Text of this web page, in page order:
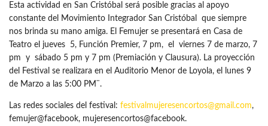
Esta actividad en San Cristóbal será posible gracias al apoyo
constante del Movimiento Integrador San Cristóbal que siempre
nos brinda su mano amiga. El Femujer se presentará en Casa de
Teatro el jueves 5, Función Premier, 7 pm, el viernes 7 de marzo, 7
pm y sábado 5 pm y 7 pm (Premiación y Clausura). La proyección
del Festival se realizara en el Auditorio Menor de Loyola, el lunes 9
de Marzo a las 5:00 PM¨.
Las redes sociales del festival: festivalmujeresencortos@gmail.com,
femujer@facebook, mujeresencortos@facebook.